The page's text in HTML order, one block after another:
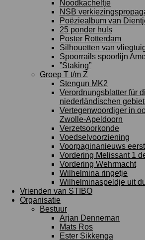
Noodkacheltje
NSB
Poëziealbum van
25 ponder huls
Poster Rotterdam
Silhouetten van
Spoorrails spoorlijn
”Staking”
Groep T t/m Z
Stengun MK2
Verordnungsblatter für
niederländischen
Vertegenwoordiger in
Zwolle-Apeldoorn
Verzetsoorkonde
Voedselvoorziening
Voorpaginanieuws
Vordering Melissant 1
Vordering Wehrmacht
Wilhelmina ringetje
Wilhelminaspeldje uit
Vrienden van STIBO
Organisatie
Bestuur
Arjan Denneman
Mats Ros
Ester Sikkenga